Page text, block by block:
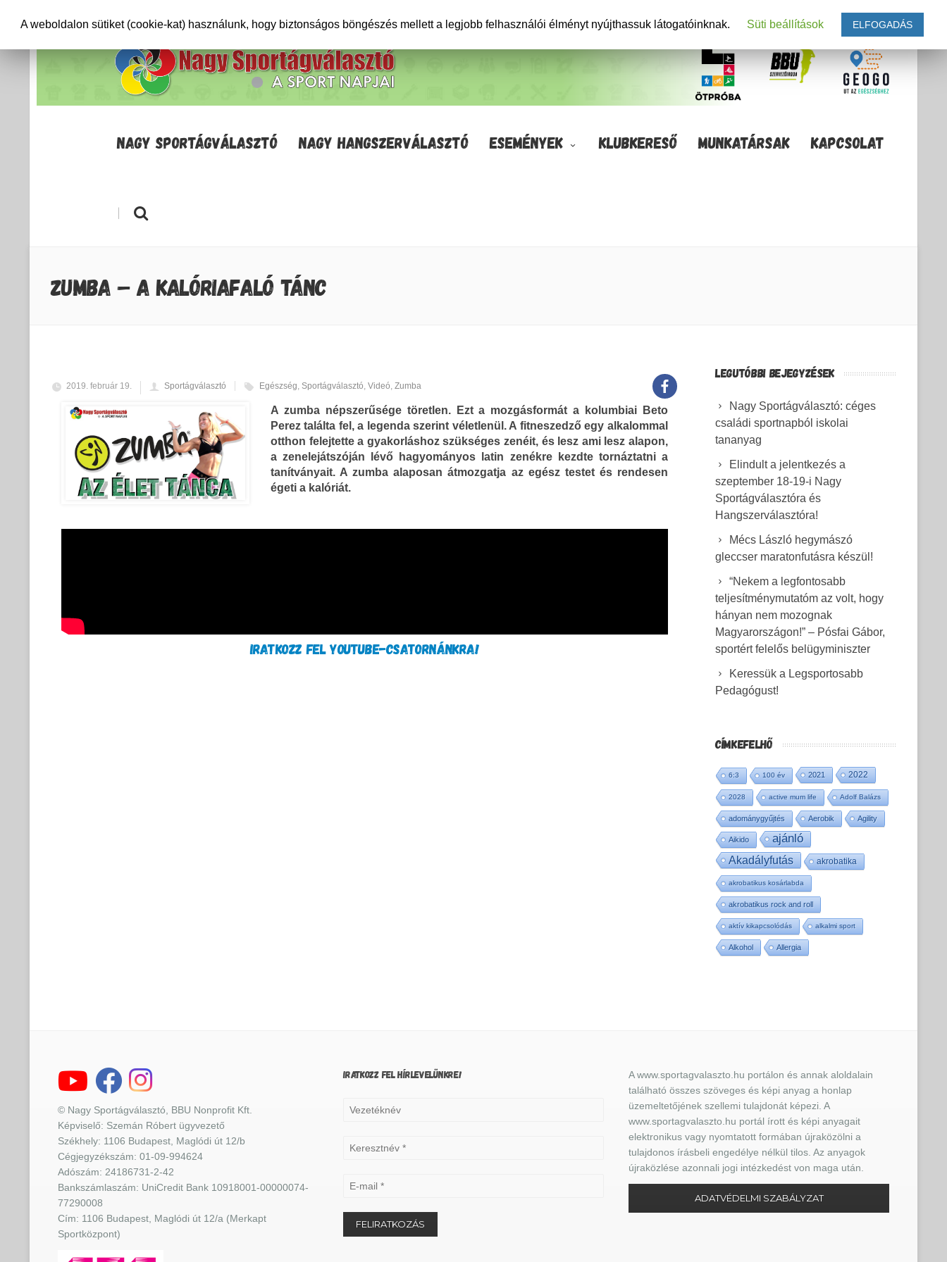
NAGY SPORTÁGVÁLASZTÓ NAGY HANGSZERVÁLASZTÓ ESEMÉNYEK KLUBKERESŐ MUNKATÁRSAK KAPCSOLAT
|
ZUMBA – A KALÓRIAFALÓ TÁNC
2019. február 19. Sportágválasztó Egészség, Sportágválasztó, Videó, Zumba
A zumba népszerűsége töretlen. Ezt a mozgásformát a kolumbiai Beto
Perez találta fel, a legenda szerint véletlenül. A fitneszedző egy alkalommal
otthon felejtette a gyakorláshoz szükséges zenéit, és lesz ami lesz alapon,
a zenelejátszóján lévő hagyományos latin zenékre kezdte tornáztatni a
tanítványait. A zumba alaposan átmozgatja az egész testet és rendesen
égeti a kalóriát.
IRATKOZZ FEL YOUTUBE-CSATORNÁNKRA!
LEGUTÓBBI BEJEGYZÉSEK
Nagy Sportágválasztó: céges
családi sportnapból iskolai
tananyag
Elindult a jelentkezés a
szeptember 18-19-i Nagy
Sportágválasztóra és
Hangszerválasztóra!
Mécs László hegymászó
gleccser maratonfutásra készül!
“Nekem a legfontosabb
teljesítménymutatóm az volt, hogy
hányan nem mozognak
Magyarországon!” – Pósfai Gábor,
sportért felelős belügyminiszter
Keressük a Legsportosabb
Pedagógust!
CÍMKEFELHŐ
6:3 100 év 2021 2022
2028 active mum life Adolf Balázs
adománygyűjtés Aerobik Agility
Aikido ajánló
Akadályfutás akrobatika
akrobatikus kosárlabda
akrobatikus rock and roll
aktív kikapcsolódás alkalmi sport
Alkohol Allergia
© Nagy Sportágválasztó, BBU Nonprofit Kft.
Képviselő: Szemán Róbert ügyvezető
Székhely: 1106 Budapest, Maglódi út 12/b
Cégjegyzékszám: 01-09-994624
Adószám: 24186731-2-42
Bankszámlaszám: UniCredit Bank 10918001-00000074-
77290008
Cím: 1106 Budapest, Maglódi út 12/a (Merkapt
Sportközpont)
IRATKOZZ FEL HÍRLEVELÜNKRE!
A www.sportagvalaszto.hu portálon és annak aloldalain
található összes szöveges és képi anyag a honlap
üzemeltetőjének szellemi tulajdonát képezi. A
www.sportagvalaszto.hu portál írott és képi anyagait
elektronikus vagy nyomtatott formában újraközölni a
tulajdonos írásbeli engedélye nélkül tilos. Az anyagok
újraközlése azonnali jogi intézkedést von maga után.
ADATVÉDELMI SZABÁLYZAT
A weboldalon sütiket (cookie-kat) használunk, hogy biztonságos böngészés mellett a legjobb felhasználói élményt nyújthassuk látogatóinknak. Süti beállítások ELFOGADÁS